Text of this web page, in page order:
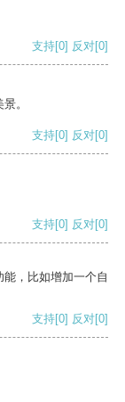
支持[0] 反对[0]
。
支持[0] 反对[0]
支持[0] 反对[0]
，比如增加一个自
支持[0] 反对[0]